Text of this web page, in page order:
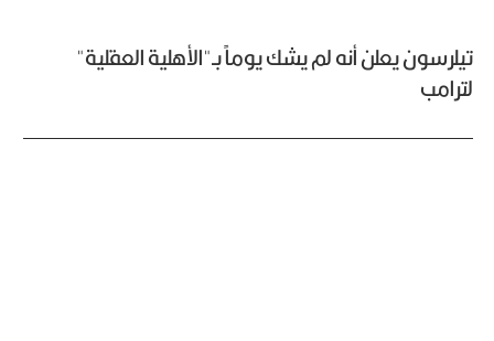
تيلرسون يعلن أنه لم يشك يوماً بـ"الأهلية العقلية"
لترامب